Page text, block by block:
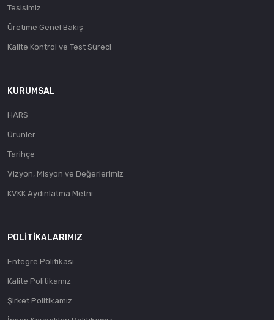
Tesisimiz
Üretime Genel Bakış
Kalite Kontrol ve Test Süreci
KURUMSAL
HARS
Ürünler
Tarihçe
Vizyon, Misyon ve Değerlerimiz
KVKK Aydınlatma Metni
POLITIKALARIMIZ
Entegre Politikası
Kalite Politikamız
Şirket Politikamız